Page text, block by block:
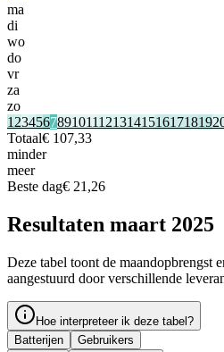
ma
di
wo
do
vr
za
zo
1 2345678910111213141516171819
Totaal€ 107,33
minder
meer
Beste dag€ 21,26
Resultaten maart 2025
Deze tabel toont de maandopbrengst
aangestuurd door verschillende
Hoe interpreteer ik deze tabel?
Batterijen
Gebruikers